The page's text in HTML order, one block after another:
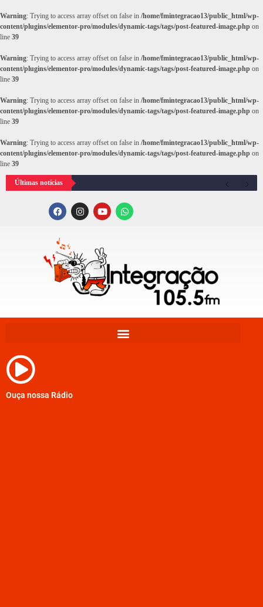
Warning: Trying to access array offset on false in /home/fmintegracao13/public_html/wp-
content/plugins/elementor-pro/modules/dynamic-tags/tags/post-featured-image.php on
line 39
Warning: Trying to access array offset on false in /home/fmintegracao13/public_html/wp-
content/plugins/elementor-pro/modules/dynamic-tags/tags/post-featured-image.php on
line 39
Warning: Trying to access array offset on false in /home/fmintegracao13/public_html/wp-
content/plugins/elementor-pro/modules/dynamic-tags/tags/post-featured-image.php on
line 39
Warning: Trying to access array offset on false in /home/fmintegracao13/public_html/wp-
content/plugins/elementor-pro/modules/dynamic-tags/tags/post-featured-image.php on
line 39
Últimas notícias
Ouça nossa Rádio